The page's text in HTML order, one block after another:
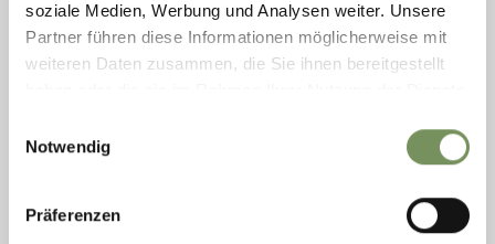
soziale Medien, Werbung und Analysen weiter. Unsere
Partner führen diese Informationen möglicherweise mit
weiteren Daten zusammen, die Sie ihnen bereitgestellt
Notwendig
Präferenzen